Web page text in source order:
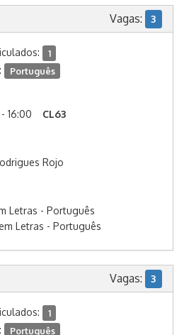
Vagas: 3
1
Português
16:00
CL63
Rojo
Letras - Português
Letras - Português
Vagas: 3
1
Português